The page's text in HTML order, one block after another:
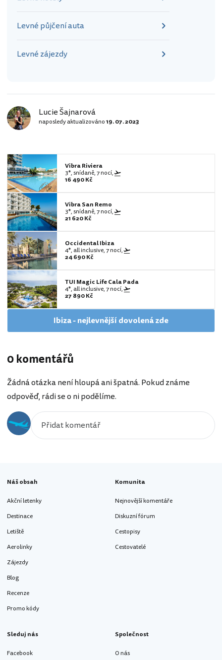
Levné půjčení auta
Levné zájezdy
Lucie Šajnarová
naposledy aktualizováno19. 07. 2023
Vibra Riviera
3*, snídaně, 7 nocí,
16 490 Kč
Vibra San Remo
3*, snídaně, 7 nocí,
21 620 Kč
Occidental Ibiza
4*, all inclusive, 7 nocí,
24 690 Kč
TUI Magic Life Cala Pada
4*, all inclusive, 7 nocí,
27 890 Kč
Ibiza - nejlevnější dovolená zde
0 komentářů
Žádná otázka není hloupá ani špatná. Pokud známe
odpověď, rádi se o ni podělíme.
Náš obsah
Akční letenky
Destinace
Letiště
Aerolinky
Zájezdy
Blog
Recenze
Promo kódy
Komunita
Nejnovější komentáře
Diskuzní fórum
Cestopisy
Cestovatelé
Sleduj nás
Facebook
Společnost
O nás